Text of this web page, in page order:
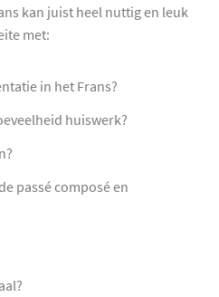
kan juist heel nuttig en leuk
met:
in het Frans?
huiswerk?
passé composé en